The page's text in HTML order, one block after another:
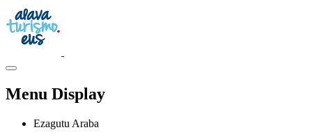
Menu Display
Ezagutu Araba